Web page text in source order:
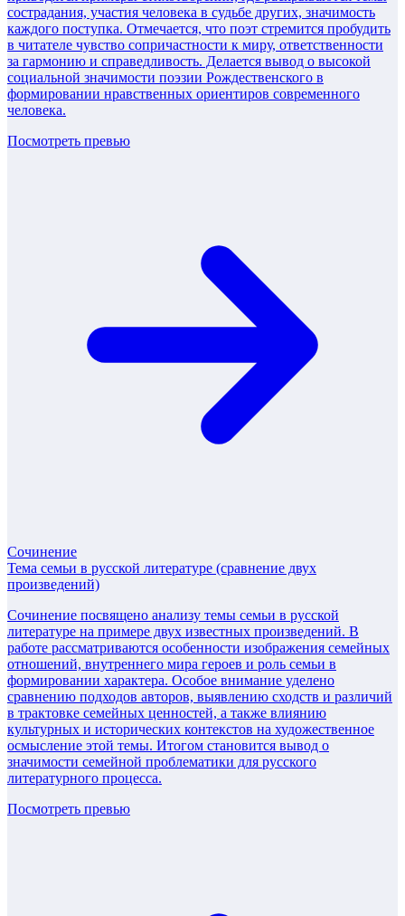
сострадания, участия человека в судьбе других, значимость
каждого поступка. Отмечается, что поэт стремится пробудить
в читателе чувство сопричастности к миру, ответственности
за гармонию и справедливость. Делается вывод о высокой
социальной значимости поэзии Рождественского в
формировании нравственных ориентиров современного
человека.
Посмотреть превью
Сочинение
Тема семьи в русской литературе (сравнение двух
произведений)
Сочинение посвящено анализу темы семьи в русской
литературе на примере двух известных произведений. В
работе рассматриваются особенности изображения семейных
отношений, внутреннего мира героев и роль семьи в
формировании характера. Особое внимание уделено
сравнению подходов авторов, выявлению сходств и различий
в трактовке семейных ценностей, а также влиянию
культурных и исторических контекстов на художественное
осмысление этой темы. Итогом становится вывод о
значимости семейной проблематики для русского
литературного процесса.
Посмотреть превью